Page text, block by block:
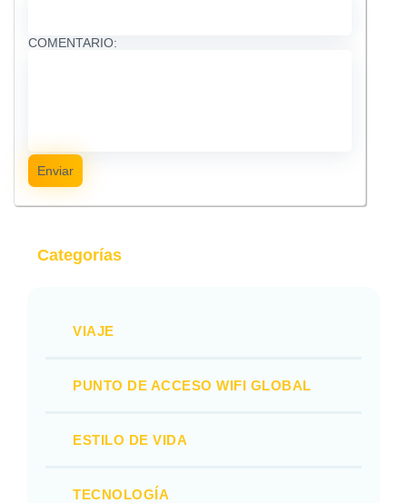
COMENTARIO:
Enviar
Categorías
VIAJE
PUNTO DE ACCESO WIFI GLOBAL
ESTILO DE VIDA
TECNOLOGÍA